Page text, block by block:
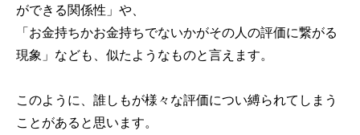
ができる関係性」や、
「お金持ちかお金持ちでないかがその人の評価に繋がる
現象」なども、似たようなものと言えます。
このように、誰しもが様々な評価につい縛られてしまう
ことがあると思います。